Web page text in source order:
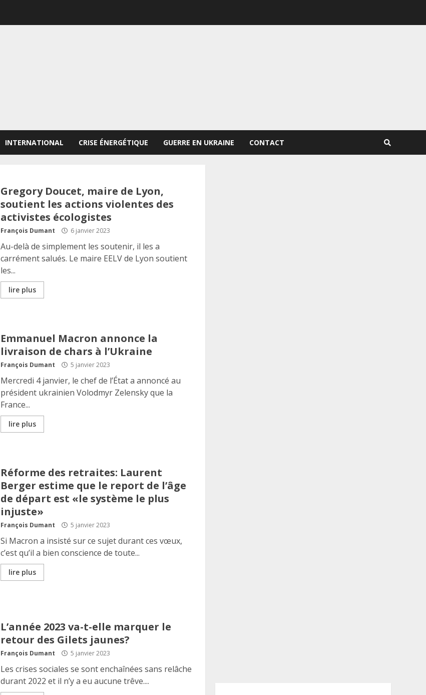
INTERNATIONAL CRISE ÉNERGÉTIQUE GUERRE EN UKRAINE CONTACT
Gregory Doucet, maire de Lyon,
soutient les actions violentes des
activistes écologistes
François Dumant 6 janvier 2023
Au-delà de simplement les soutenir, il les a
carrément salués. Le maire EELV de Lyon soutient
les...
lire plus
Emmanuel Macron annonce la
livraison de chars à l’Ukraine
François Dumant 5 janvier 2023
Mercredi 4 janvier, le chef de l’État a annoncé au
président ukrainien Volodmyr Zelensky que la
France...
lire plus
Réforme des retraites: Laurent
Berger estime que le report de l’âge
de départ est «le système le plus
injuste»
François Dumant 5 janvier 2023
Si Macron a insisté sur ce sujet durant ces vœux,
c’est qu’il a bien conscience de toute...
lire plus
L’année 2023 va-t-elle marquer le
retour des Gilets jaunes?
François Dumant 5 janvier 2023
Les crises sociales se sont enchaînées sans relâche
durant 2022 et il n’y a eu aucune trêve....